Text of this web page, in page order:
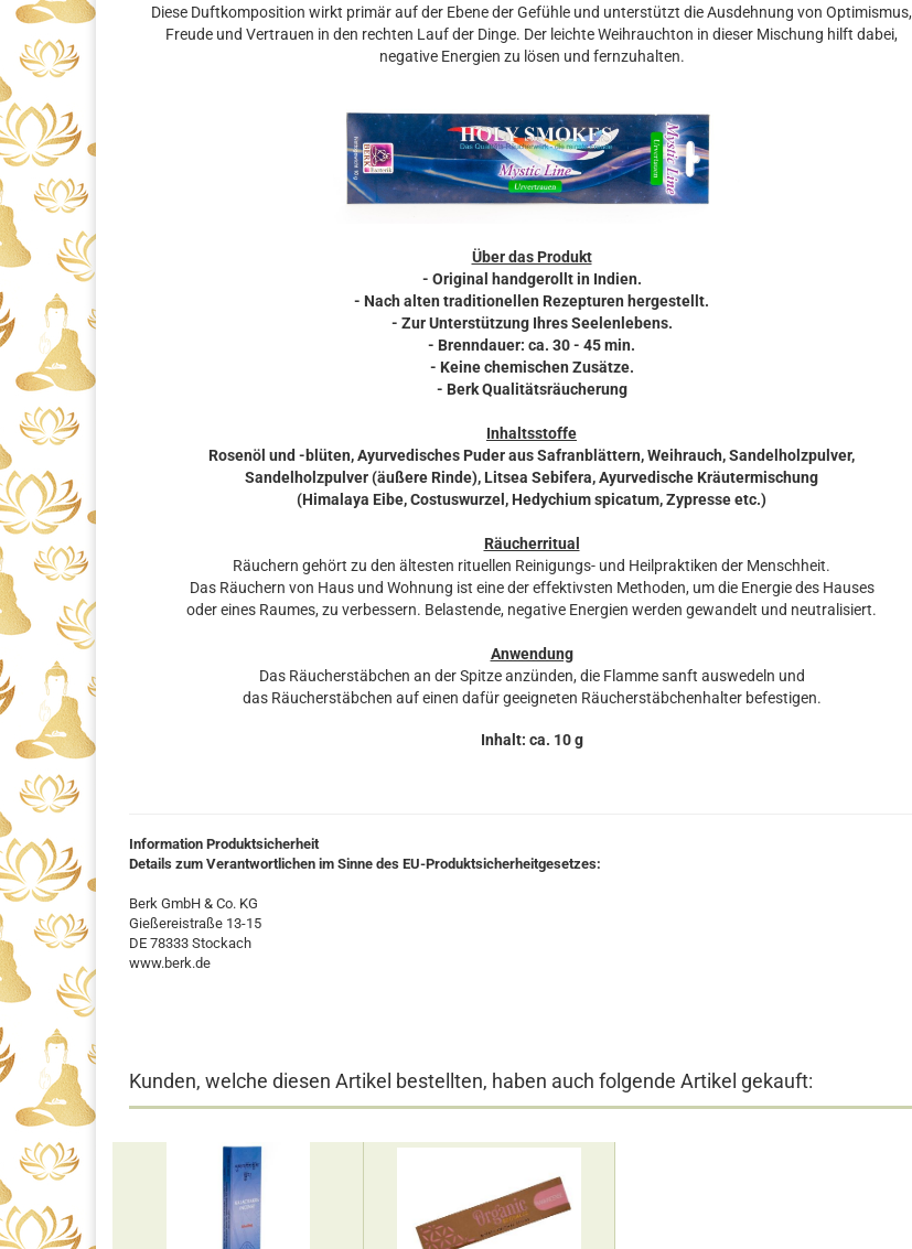
Diese Duftkomposition wirkt primär auf der Ebene der Gefühle und unterstützt die Ausdehnung von Optimismus,
Freude und Vertrauen in den rechten Lauf der Dinge. Der leichte Weihrauchton in dieser Mischung hilft dabei,
negative Energien zu lösen und fernzuhalten.
Über das Produkt
- Original handgerollt in Indien.
- Nach alten traditionellen Rezepturen hergestellt.
- Zur Unterstützung Ihres Seelenlebens​.
- Brenndauer: ca. 30 - 45 min.
- Keine chemischen Zusätze.
- Berk Qualitätsräucherung
Inhaltsstoffe
Rosenöl und -blüten, Ayurvedisches Puder aus Safranblättern, Weihrauch, Sandelholzpulver,
San­delholzpulver (äußere Rinde), Litsea Sebifera, Ayurvedische Kräutermischung
(Himalaya Eibe, Costuswurzel, Hedychium spicatum, Zypresse etc.)
Räucherritual
Räuchern gehört zu den ältesten rituellen Reinigungs- und Heilpraktiken der Menschheit.
Das Räuchern von Haus und Wohnung ist eine der effektivsten Methoden, um die Energie des Hauses
oder eines Raumes, zu verbessern. Belastende, negative Energien werden gewandelt und neutralisiert.
Anwendung
Das Räucherstäbchen an der Spitze anzünden, die Flamme sanft auswedeln und
das Räucherstäbchen auf einen dafür geeigneten Räucherstäbchenhalter befestigen.
Inhalt: ca. 10 g
Information Produktsicherheit
Details zum Verantwortlichen im Sinne des EU-Produktsicherheitgesetzes:
Berk GmbH & Co. KG
Gießereistraße 13-15
DE 78333 Stockach
www.berk.de
Kunden, welche diesen Artikel bestellten, haben auch folgende Artikel gekauft: